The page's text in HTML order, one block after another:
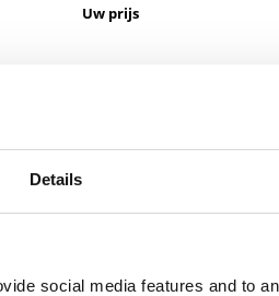
Details
social media features and to
Uw prijs